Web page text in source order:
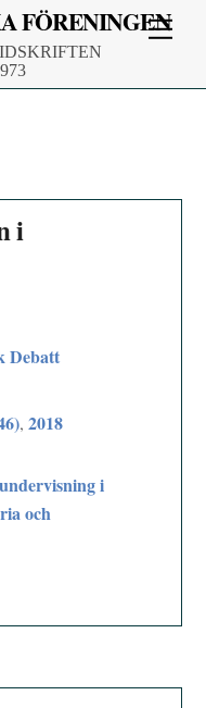
FÖRENINGEN
i
Debatt
,2018
i
och